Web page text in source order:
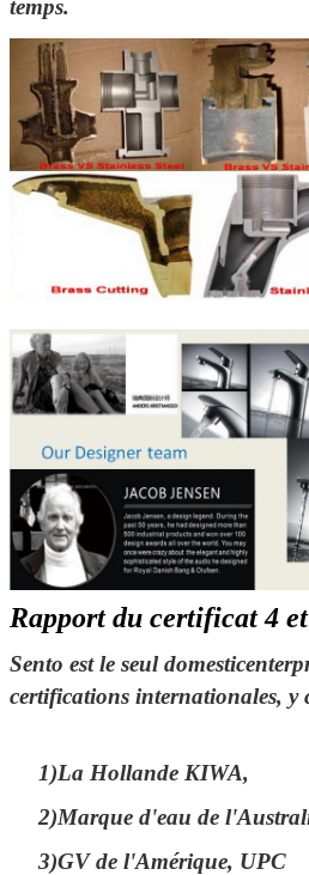
temps.
Rapport du certificat 4 et
Sento est le seul
certifications internationales, y
1)La Hollande KIWA,
2)Marque d'eau de
3)GV de l'Amérique, UPC